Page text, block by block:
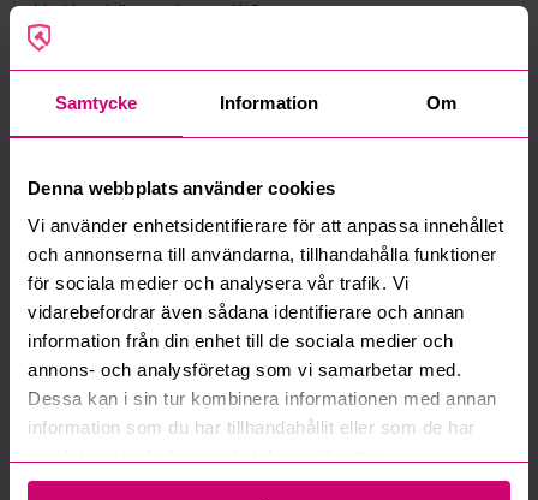
Samtycke Information Om
Denna webbplats använder cookies
Vi använder enhetsidentifierare för att anpassa innehållet
och annonserna till användarna, tillhandahålla funktioner
för sociala medier och analysera vår trafik. Vi
vidarebefordrar även sådana identifierare och annan
information från din enhet till de sociala medier och
annons- och analysföretag som vi samarbetar med.
Dessa kan i sin tur kombinera informationen med annan
information som du har tillhandahållit eller som de har
Vad innebär serviceavgift?
Vad är ett reservationspris?
Hur fungerar maxbud?
Hur fungerar budmotorn?
Kan jag ångra ett bud?
Kan ni frakta mina vunna objekt?
Läs fler frågor och svar
Mer från samma kategori